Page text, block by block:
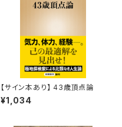
【サイン本あり】 43歳頂点論
¥1,034